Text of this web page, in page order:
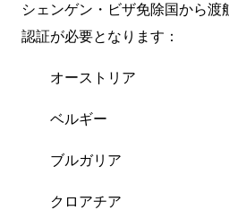
シェンゲン・ビザ免除国から
認証が必要となります：
オーストリア
ベルギー
ブルガリア
クロアチア